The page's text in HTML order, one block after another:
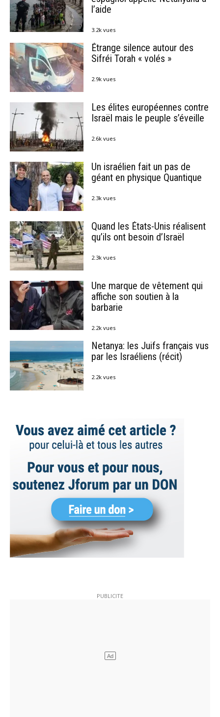
l’aide
3.2k vues
Étrange silence autour des
Sifréi Torah « volés »
2.9k vues
Les élites européennes contre
Israël mais le peuple s’éveille
2.6k vues
Un israélien fait un pas de
géant en physique Quantique
2.3k vues
Quand les États-Unis réalisent
qu’ils ont besoin d’Israël
2.3k vues
Une marque de vêtement qui
affiche son soutien à la
barbarie
2.2k vues
Netanya: les Juifs français vus
par les Israéliens (récit)
2.2k vues